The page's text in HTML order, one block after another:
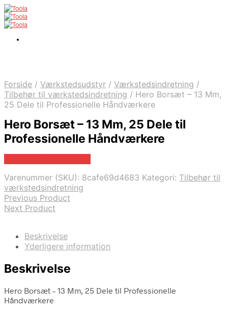
Forside / Værkstedsudstyr / Værkstedsindretning /
Tilbehør til værkstedsindretning / Hero Borsæt – 13 Mm,
25 Dele til Professionelle Håndværkere
Hero Borsæt – 13 Mm, 25 Dele til
Professionelle Håndværkere
Varenummer (SKU): 8cafe69d4683 Kategori: Tilbehør til
værkstedsindretning
Previous Product
Next Product
Beskrivelse
Yderligere information
Beskrivelse
Hero Borsæt – 13 Mm, 25 Dele til Professionelle
Håndværkere